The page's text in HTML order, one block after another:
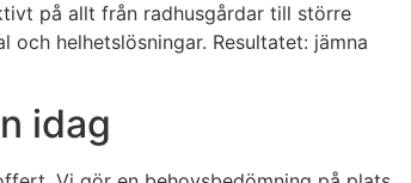
på allt från radhusgårdar till större
helhetslösningar. Resultatet: jämna
idag